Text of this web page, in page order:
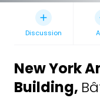
Discussion
New York
Building,